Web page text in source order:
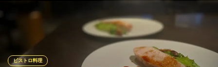
ビストロ料理